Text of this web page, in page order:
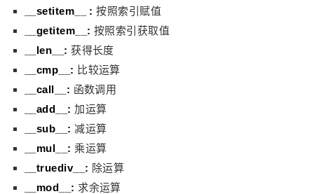
__setitem__ : 按照索引赋值
__getitem__: 按照索引获取值
__len__: 获得长度
__cmp__: 比较运算
__call__: 函数调用
__add__: 加运算
__sub__: 减运算
__mul__: 乘运算
__truediv__: 除运算
__mod__: 求余运算